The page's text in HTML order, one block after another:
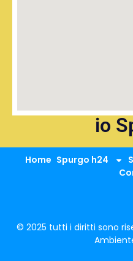
io
Home Spurgo h24
© 2025 tutti i diritti sono